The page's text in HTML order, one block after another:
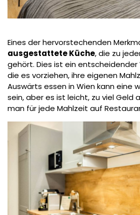
Eines der hervorstechenden
ausgestattete Küche, die zu
gehört. Dies ist ein entscheidender
die es vorziehen, ihre eigenen
Auswärts essen in Wien kann eine
sein, aber es ist leicht, zu viel Geld
man für jede Mahlzeit auf